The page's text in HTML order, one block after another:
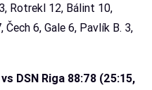
Rotrekl 12, Bálint 10,
6, Gale 6, Pavlík B. 3,
DSN Riga 88:78 (25:15,